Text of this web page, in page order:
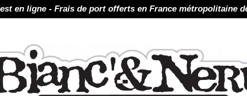
en ligne - Frais de port offerts en France métropolitaine